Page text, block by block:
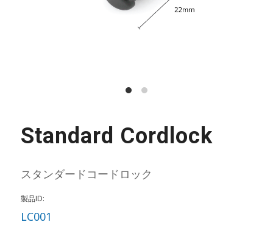
Standard Cordlock
スタンダードコードロック
製品ID:
LC001